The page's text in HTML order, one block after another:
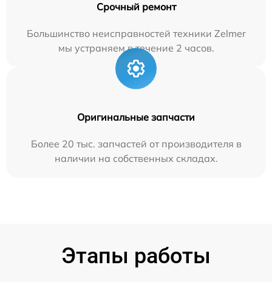
Срочный ремонт
Большинство неисправностей техники Zelmer
мы устраняем в течение 2 часов.
Оригинальные запчасти
Более 20 тыс. запчастей от производителя в
наличии на собственных складах.
Этапы работы